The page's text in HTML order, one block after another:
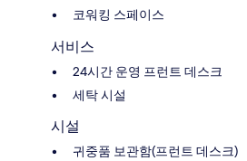
코워킹 스페이스
서비스
24시간 운영 프런트 데스크
세탁 시설
시설
귀중품 보관함(프런트 데스크)